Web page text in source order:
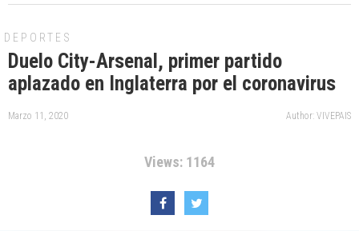
DEPORTES
Duelo City-Arsenal, primer partido
aplazado en Inglaterra por el coronavirus
Marzo 11, 2020 Author: VIVEPAIS
Views: 1164